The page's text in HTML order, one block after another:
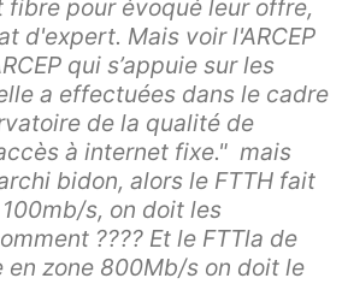
fibre pour évoqué leur offre,
d'expert. Mais voir l'ARCEP
qui s’appuie sur les
a effectuées dans le cadre
de la qualité de
à internet fixe." mais
bidon, alors le FTTH fait
100mb/s, on doit les
???? Et le FTTla de
en zone 800Mb/s on doit le